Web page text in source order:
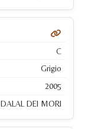
C
Grigio
2005
DALAL DEI MORI